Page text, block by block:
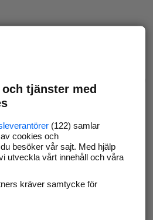
tjänster med
(122) samlar
cookies och
besöker vår sajt. Med hjälp
utveckla vårt innehåll och våra
kräver samtycke för